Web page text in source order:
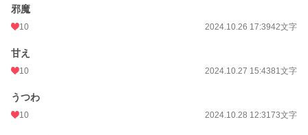
邪魔
10 2024.10.26 17:3942文字
甘え
10 2024.10.27 15:4381文字
うつわ
10 2024.10.28 12:3173文字